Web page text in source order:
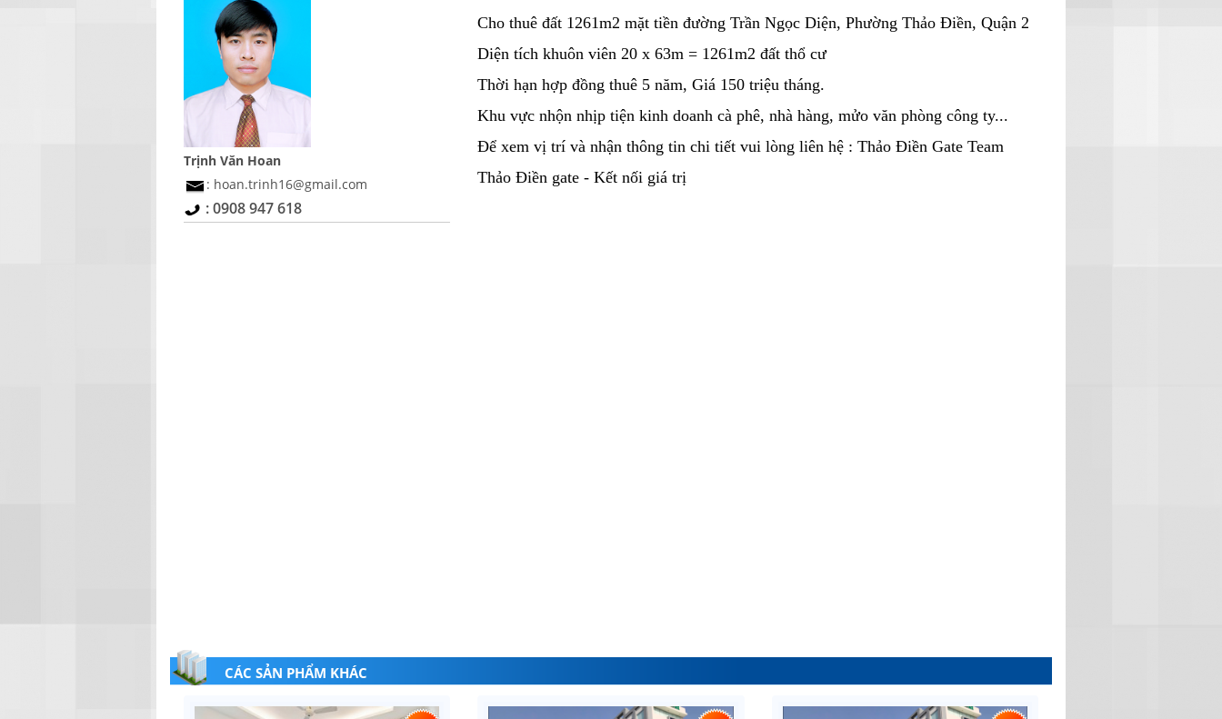
Trịnh Văn Hoan
: hoan.trinh16@gmail.com
: 0908 947 618
Cho thuê đất 1261m2 mặt tiền đường Trần Ngọc Diện, Phường Thảo Điền, Quận 2
Diện tích khuôn viên 20 x 63m = 1261m2 đất thổ cư
Thời hạn hợp đồng thuê 5 năm, Giá 150 triệu tháng.
Khu vực nhộn nhịp tiện kinh doanh cà phê, nhà hàng, mửo văn phòng công ty...
Để xem vị trí và nhận thông tin chi tiết vui lòng liên hệ : Thảo Điền Gate Team
Thảo Điền gate - Kết nối giá trị
CÁC SẢN PHẨM KHÁC